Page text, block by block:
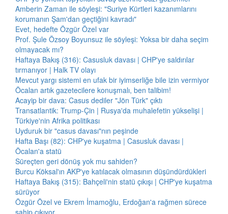
Amberin Zaman ile söyleşi: "Suriye Kürtleri kazanımlarını
korumanın Şam'dan geçtiğini kavradı"
Evet, hedefte Özgür Özel var
Prof. Şule Özsoy Boyunsuz ile söyleşi: Yoksa bir daha seçim
olmayacak mı?
Haftaya Bakış (316): Casusluk davası | CHP'ye saldırılar
tırmanıyor | Halk TV olayı
Mevcut yargı sistemi en ufak bir iyimserliğe bile izin vermiyor
Öcalan artık gazetecilere konuşmalı, ben talibim!
Acayip bir dava: Casus dediler "Jön Türk" çıktı
Transatlantik: Trump-Çin | Rusya'da muhalefetin yükselişi |
Türkiye'nin Afrika politikası
Uyduruk bir "casus davası"nın peşinde
Hafta Başı (82): CHP'ye kuşatma | Casusluk davası |
Öcalan'a statü
Süreçten geri dönüş yok mu sahiden?
Burcu Köksal'ın AKP'ye katılacak olmasının düşündürdükleri
Haftaya Bakış (315): Bahçeli'nin statü çıkışı | CHP'ye kuşatma
sürüyor
Özgür Özel ve Ekrem İmamoğlu, Erdoğan'a rağmen sürece
sahip çıkıyor